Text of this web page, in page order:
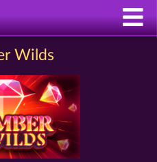
Wilds